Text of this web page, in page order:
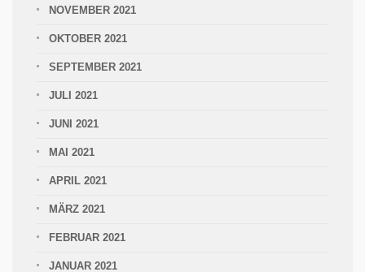
NOVEMBER 2021
OKTOBER 2021
SEPTEMBER 2021
JULI 2021
JUNI 2021
MAI 2021
APRIL 2021
MÄRZ 2021
FEBRUAR 2021
JANUAR 2021